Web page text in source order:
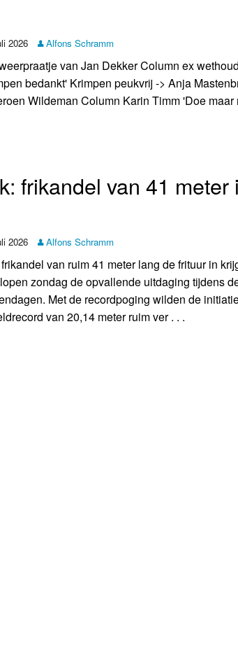
2026 Alfons Schramm
van Jan Dekker Column ex
bedankt' Krimpen peukvrij -> Anja
Wildeman Column Karin Timm 'Doe maar
frikandel van 41 meter
2026 Alfons Schramm
van ruim 41 meter lang de frituur in
zondag de opvallende uitdaging tijdens
Met de recordpoging wilden de
van 20,14 meter ruim ver . . .